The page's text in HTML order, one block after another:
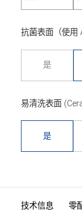
抗菌表面（使用
是
易清洗表面
是
技术信息 零